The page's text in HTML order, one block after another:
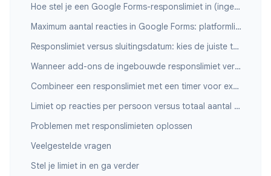
Hoe stel je een Google Forms-responslimiet in (ingebouwde methode)
Maximum aantal reacties in Google Forms: platformlimieten versus jouw limiet
Responslimiet versus sluitingsdatum: kies de juiste trigger
Wanneer add-ons de ingebouwde responslimiet verslaan
Combineer een responslimiet met een timer voor examens en registraties
Limiet op reacties per persoon versus totaal aantal inzendingen
Problemen met responslimieten oplossen
Veelgestelde vragen
Stel je limiet in en ga verder